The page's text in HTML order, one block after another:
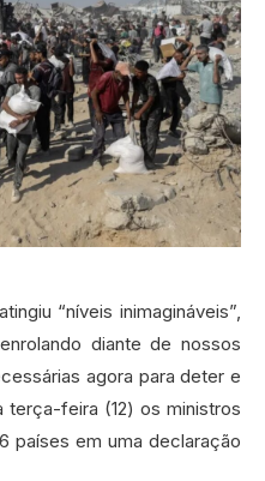
“níveis inimagináveis”,
diante de nossos
agora para deter e
terça-feira (12) os ministros
países em uma declaração